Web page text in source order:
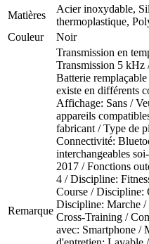
Matières
Acier inoxydable,
thermoplastique,
Couleur
Noir
Remarque
Transmission en
Transmission 5 kHz
Batterie
existe en différents
Affichage: Sans /
appareils
fabricant / Type de
Connectivité:
interchangeables
2017 / Fonctions
4 / Discipline:
Course / Discipline:
Discipline: Marche
Cross-Training /
avec: Smartphone /